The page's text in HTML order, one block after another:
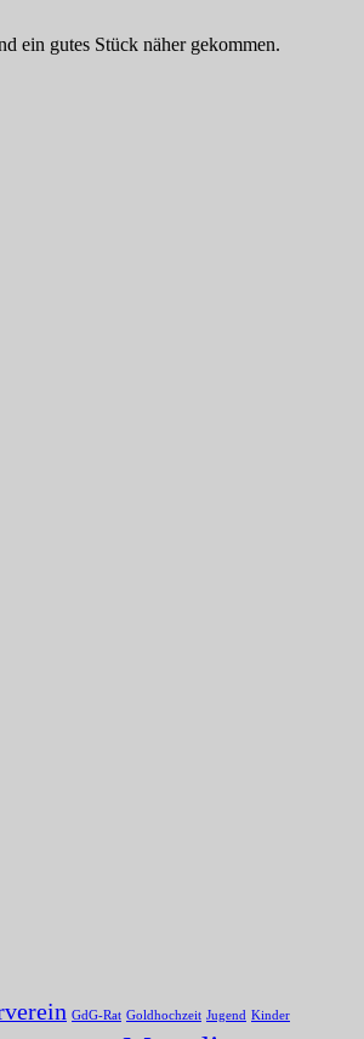
ein gutes Stück näher gekommen.
GdG-Rat Goldhochzeit Jugend Kinder